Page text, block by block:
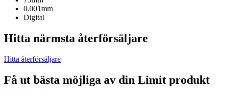
0.001mm
Digital
Hitta närmsta återförsäljare
Hitta återförsäljare
Få ut bästa möjliga av din Limit produkt